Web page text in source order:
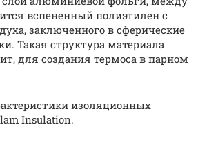
вспененный полиэтилен с
заключенного в сферические
Такая структура материала
для создания термоса в парном
изоляционных
Insulation.